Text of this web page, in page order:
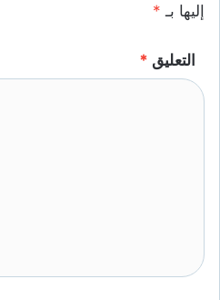
إليها بـ *
التعليق *